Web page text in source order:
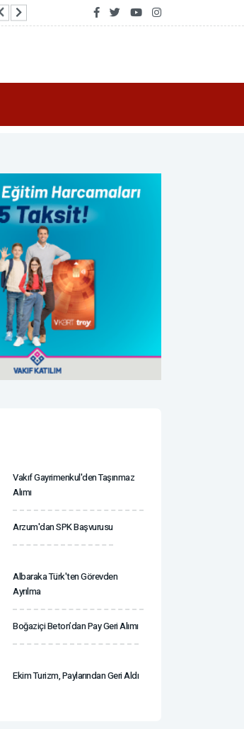
Faturasız müşterilere kazandıran yeni
Vakıf Gayrimenkul'den Taşınmaz
Alımı
Arzum'dan SPK Başvurusu
Albaraka Türk'ten Görevden
Ayrılma
Boğaziçi Beton’dan Pay Geri Alımı
Ekim Turizm, Paylarından Geri Aldı